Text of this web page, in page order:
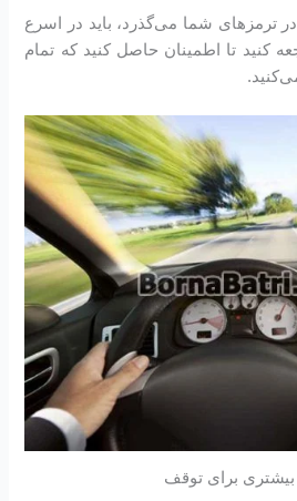
شما می‌گذرد، باید در اسرع
تا اطمینان حاصل کنید که تمام
برای توقف